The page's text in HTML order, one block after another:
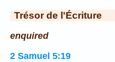
Trésor de l'Écriture
enquired
2 Samuel 5:19